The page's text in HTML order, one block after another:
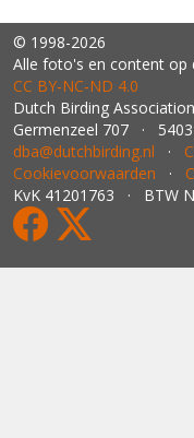
© 1998-2026
Alle foto's en content op
CC BY‑NC‑ND 4.0
Dutch Birding Association
Germenzeel 707 ·
dba@dutchbirding.nl ·
Cookievoorwaarden ·
KvK 41201763 · BTW